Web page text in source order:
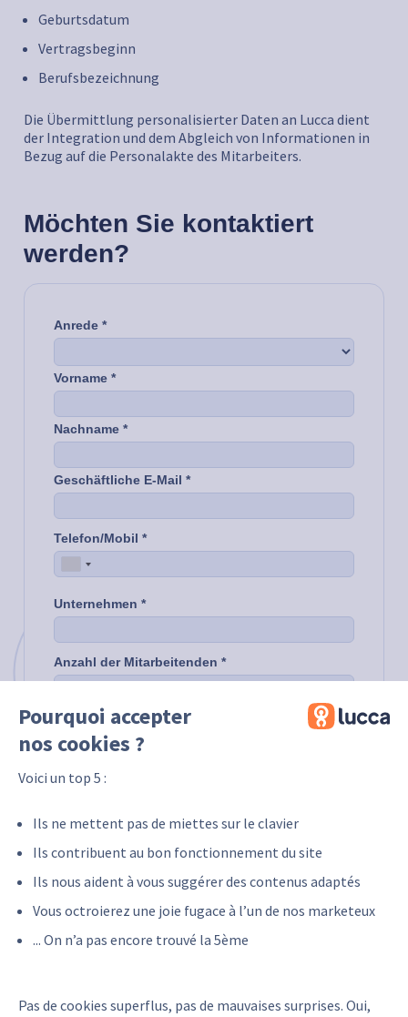
Pourquoi accepter
nos cookies ?
Voici un top 5 :
Ils ne mettent pas de miettes sur le clavier
Ils contribuent au bon fonctionnement du site
Ils nous aident à vous suggérer des contenus adaptés
Vous octroierez une joie fugace à l’un de nos marketeux
... On n’a pas encore trouvé la 5ème
Pas de cookies superflus, pas de mauvaises surprises. Oui,
Geburtsdatum
Vertragsbeginn
Berufsbezeichnung
Die Übermittlung personalisierter Daten an Lucca dient
der Integration und dem Abgleich von Informationen in
Bezug auf die Personalakte des Mitarbeiters.
Möchten Sie kontaktiert
werden?